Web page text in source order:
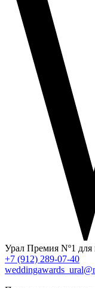
Урал Премия Nº1 для
+7 (912) 289-07-40